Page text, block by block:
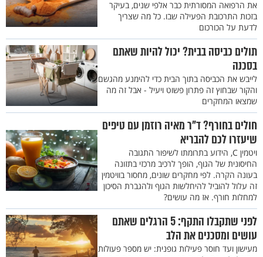
את הרפואה המסורתית כבר אלפי שנים, בעיקר
בזכות התרכובת הפעילה שבו. כל מה שצריך
לדעת על הכורכום
תולים כביסה בבית? יכול להיות שאתם
בסכנה
לייבש את הכביסה בתוך הבית כדי להימנע מהגשם
והקור שבחוץ זה פתרון פשוט ויעיל - אבל זה מה
שמצאו המחקרים
חולים בחורף? ד"ר מאיה רוזמן עם טיפים
שיעזרו לכם להבריא
ויטמין C, הידוע בתרומתו לשיפור התגובה
החיסונית של הגוף, הופך לרכיב מרכזי בתזונה
בעונה הקרה. לפי מחקרים שונים, מחסור בוויטמין
זה עלול להוביל להיחלשות הגוף ולהגברת הסיכון
למחלות חורף. אז מה עושים?
לפני שתקבלו התקף: 5 הרגלים שאתם
עושים ומסכנים את הלב
מעישון ועד חוסר פעילות גופנית: יש מספר פעולות